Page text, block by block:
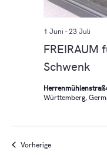
Schwenk
1 Juni -23 Juli
Württemberg,
VorherigeVeranstaltungen